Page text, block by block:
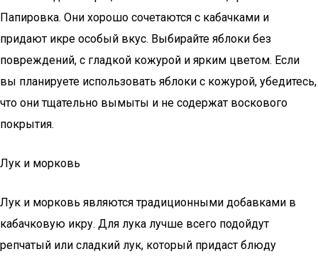
Папировка. Они хорошо сочетаются с кабачками и
придают икре особый вкус. Выбирайте яблоки без
повреждений, с гладкой кожурой и ярким цветом. Если
вы планируете использовать яблоки с кожурой, убедитесь,
что они тщательно вымыты и не содержат воскового
покрытия.
Лук и морковь
Лук и морковь являются традиционными добавками в
кабачковую икру. Для лука лучше всего подойдут
репчатый или сладкий лук, который придаст блюду